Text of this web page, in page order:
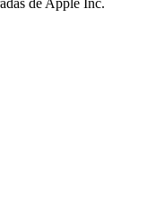
de Apple Inc.